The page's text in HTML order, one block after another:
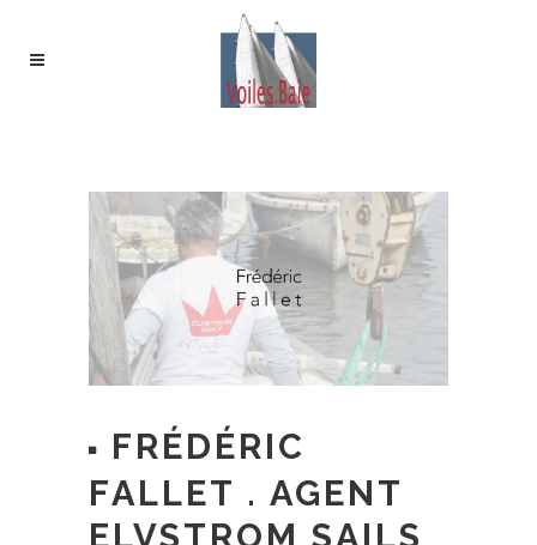
FRÉDÉRIC
FALLET . AGENT
ELVSTROM SAILS